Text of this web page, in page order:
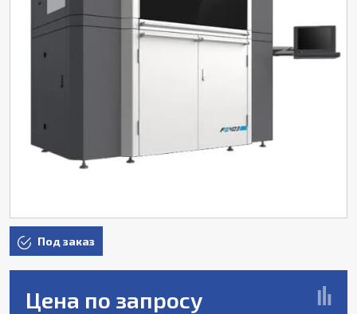
Под заказ
Цена по запросу